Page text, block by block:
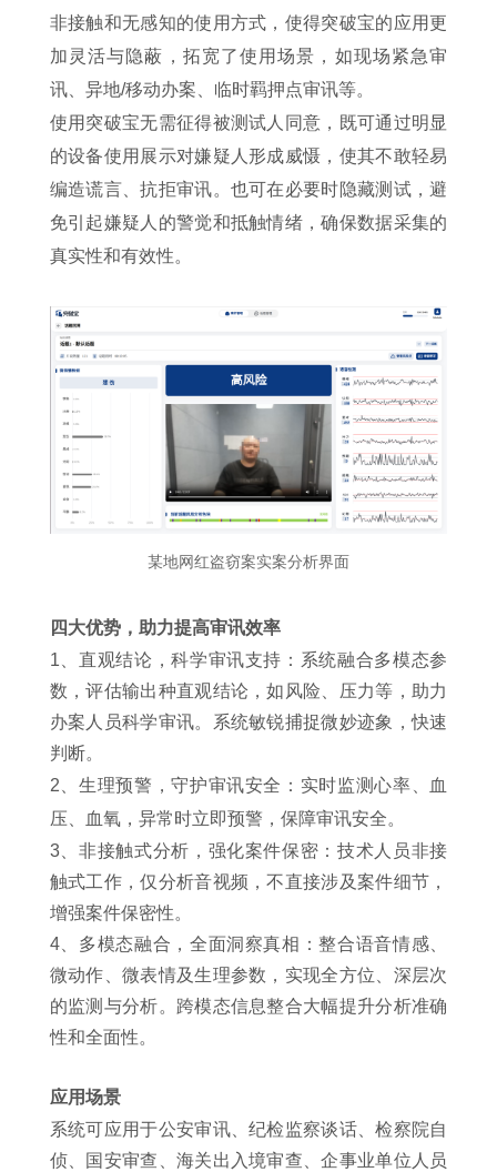
非接触和无感知的使用方式，使得突破宝的应用更
加灵活与隐蔽，拓宽了使用场景，如现场紧急审
讯、异地/移动办案、临时羁押点审讯等。
使用突破宝无需征得被测试人同意，既可通过明显
的设备使用展示对嫌疑人形成威慑，使其不敢轻易
编造谎言、抗拒审讯。也可在必要时隐藏测试，避
免引起嫌疑人的警觉和抵触情绪，确保数据采集的
真实性和有效性。
某地网红盗窃案实案分析界面
四大优势，助力提高审讯效率
1、 直观结论，科学审讯支持 ： 系统融合多模态参
数，评估输出种直观结论，如⻛险、压⼒等，助⼒
办案⼈员科学审讯。系统敏锐捕捉微妙迹象，快速
判断。
2、生理预警，守护审讯安全 ：实时监测⼼率、⾎
压、⾎氧，异常时⽴即预警，保障审讯安全。
3、非接触式分析，强化案件保密 ：技术⼈员⾮接
触式⼯作，仅分析⾳视频，不直接涉及案件细节，
增强案件保密性。
4、多模态融合，全⾯洞察真相 ：整合语⾳情感、
微动作、微表情及⽣理参数，实现全⽅位、深层次
的监测与分析。跨模态信息整合⼤幅提升分析准确
性和全⾯性。
应用场景
系统可应用于公安审讯、纪检监察谈话、检察院自
侦、国安审查、海关出入境审查、企事业单位⼈员